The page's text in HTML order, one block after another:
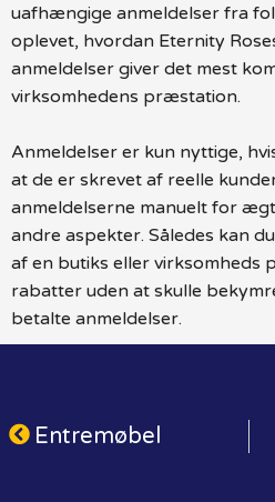
uafhængige anmeldelser fra
oplevet, hvordan Eternity
anmeldelser giver det mest
virksomhedens præstation.
Anmeldelser er kun nyttige,
at de er skrevet af reelle
anmeldelserne manuelt for
andre aspekter. Således kan
af en butiks eller virksomheds
rabatter uden at skulle
betalte anmeldelser.
Entremøbel